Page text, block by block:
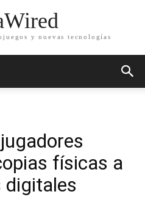
y nuevas tecnologías
físicas a
digitales